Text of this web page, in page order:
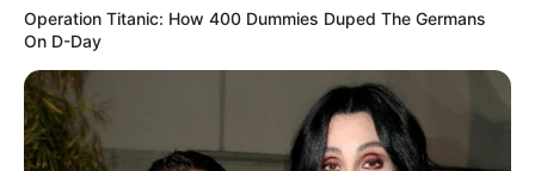
Operation Titanic: How 400 Dummies Duped The Germans
On D-Day